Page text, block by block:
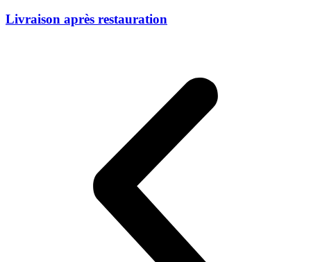
Livraison après restauration